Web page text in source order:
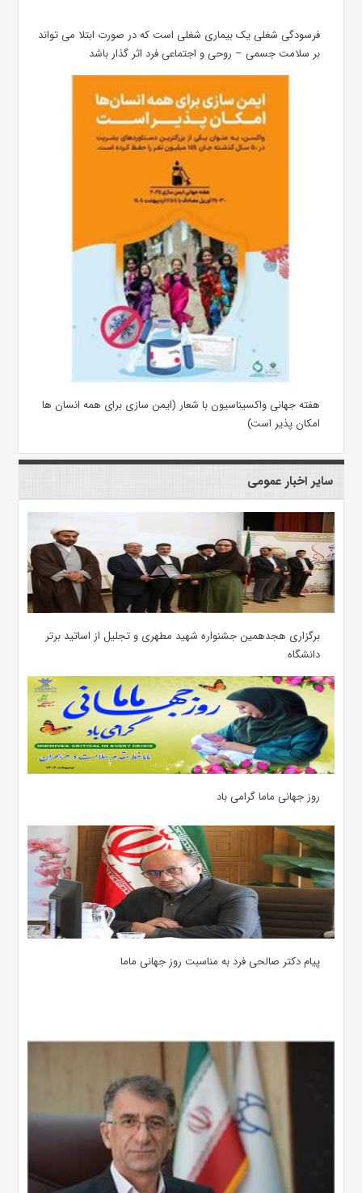
فرسودگی شغلی یک بیماری شغلی است که در صورت ابتلا می تواند
بر سلامت جسمی – روحی و اجتماعی فرد اثر گذار باشد
هفته جهانی واکسیناسیون با شعار (ایمن سازی برای همه انسان ها
امکان پذیر است)
سایر اخبار عمومی
برگزاری هجدهمین جشنواره شهید مطهری و تجلیل از اساتید برتر
دانشگاه
روز جهانی ماما گرامی باد
پیام دکتر صالحی فرد به مناسبت روز جهانی ماما